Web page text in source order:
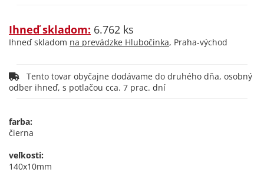
Ihneď skladom: 6.762 ks
Ihneď skladom na prevádzke Hlubočinka, Praha-východ
Tento tovar obyčajne dodávame do druhého dňa, osobný
odber ihneď, s potlačou cca. 7 prac. dní
farba:
čierna
veľkosti:
140x10mm